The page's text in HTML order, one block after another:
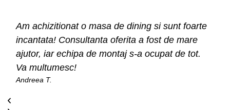
Am achizitionat o masa de dining si sunt foarte
incantata! Consultanta oferita a fost de mare
ajutor, iar echipa de montaj s-a ocupat de tot.
Va multumesc!
Andreea T.